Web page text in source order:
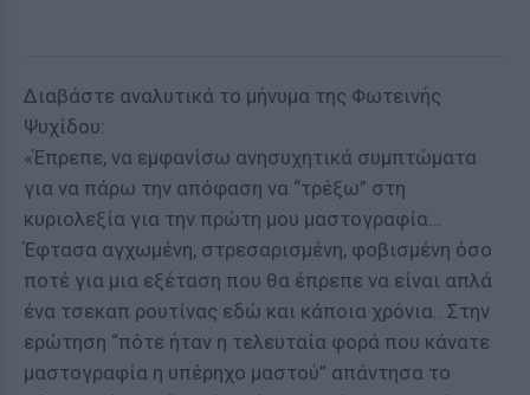
Διαβάστε αναλυτικά το μήνυμα της Φωτεινής
Ψυχίδου:
«Έπρεπε, να εμφανίσω ανησυχητικά συμπτώματα
για να πάρω την απόφαση να “τρέξω” στη
κυριολεξία για την πρώτη μου μαστογραφία…
Έφτασα αγχωμένη, στρεσαρισμένη, φοβισμένη όσο
ποτέ για μια εξέταση που θα έπρεπε να είναι απλά
ένα τσεκαπ ρουτίνας εδώ και κάποια χρόνια.. Στην
ερώτηση “πότε ήταν η τελευταία φορά που κάνατε
μαστογραφία η υπέρηχο μαστού” απάντησα το